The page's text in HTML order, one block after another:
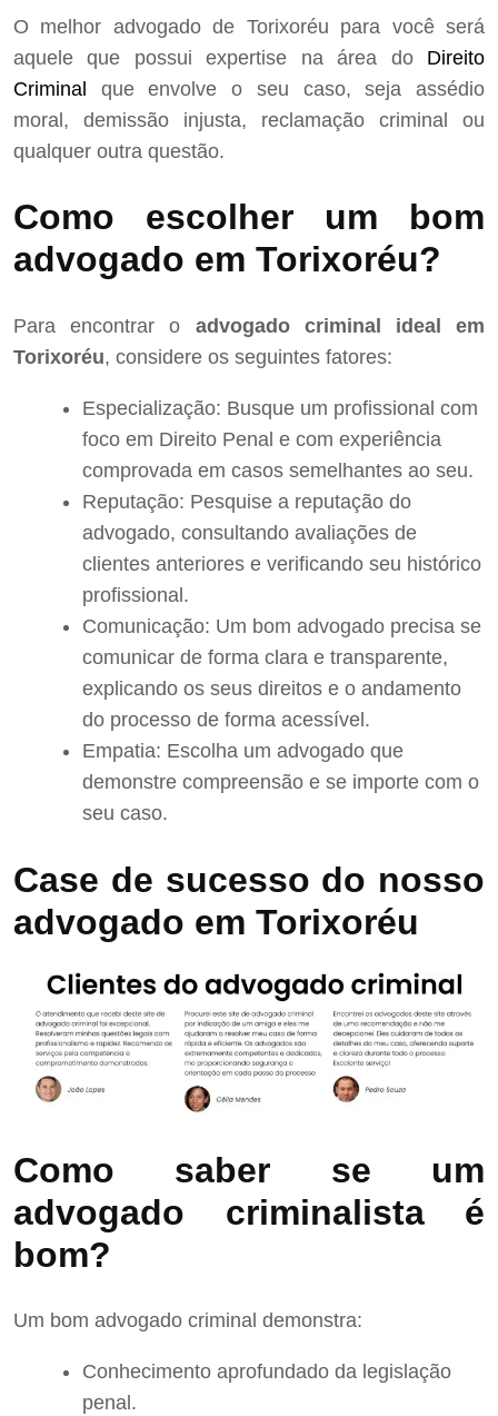
O melhor advogado de Torixoréu para você será
aquele que possui expertise na área do Direito
Criminal que envolve o seu caso, seja assédio
moral, demissão injusta, reclamação criminal ou
qualquer outra questão.
Como escolher um bom
advogado em Torixoréu?
Para encontrar o advogado criminal ideal em
Torixoréu, considere os seguintes fatores:
Especialização: Busque um profissional com
foco em Direito Penal e com experiência
comprovada em casos semelhantes ao seu.
Reputação: Pesquise a reputação do
advogado, consultando avaliações de
clientes anteriores e verificando seu histórico
profissional.
Comunicação: Um bom advogado precisa se
comunicar de forma clara e transparente,
explicando os seus direitos e o andamento
do processo de forma acessível.
Empatia: Escolha um advogado que
demonstre compreensão e se importe com o
seu caso.
Case de sucesso do nosso
advogado em Torixoréu
Como saber se um
advogado criminalista é
bom?
Um bom advogado criminal demonstra:
Conhecimento aprofundado da legislação
penal.